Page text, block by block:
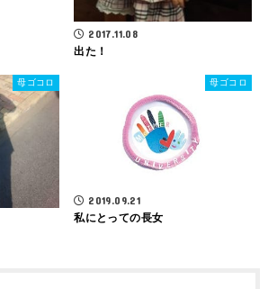
2017.11.08
出た！
母ゴコロ 母ゴコロ
2019.09.21
私にとっての長女